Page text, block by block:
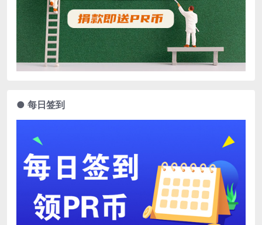
● 每日签到